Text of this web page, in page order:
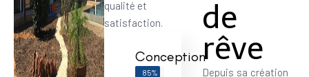
qualité et
satisfaction.
Conception
85%
de
rêve
Depuis sa création